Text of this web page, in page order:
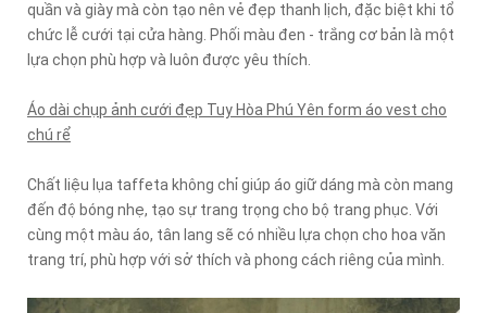
quần và giày mà còn tạo nên vẻ đẹp thanh lịch, đặc biệt khi tổ
chức lễ cưới tại cửa hàng. Phối màu đen - trắng cơ bản là một
lựa chọn phù hợp và luôn được yêu thích.
Áo dài chụp ảnh cưới đẹp Tuy Hòa Phú Yên form áo vest cho
chú rể
Chất liệu lụa taffeta không chỉ giúp áo giữ dáng mà còn mang
đến độ bóng nhẹ, tạo sự trang trọng cho bộ trang phục. Với
cùng một màu áo, tân lang sẽ có nhiều lựa chọn cho hoa văn
trang trí, phù hợp với sở thích và phong cách riêng của mình.